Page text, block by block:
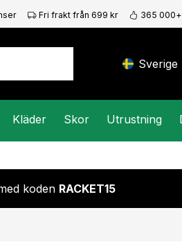
Fri frakt från 699 kr 365
Sverige
Kläder Skor Utrustning
koden RACKET15